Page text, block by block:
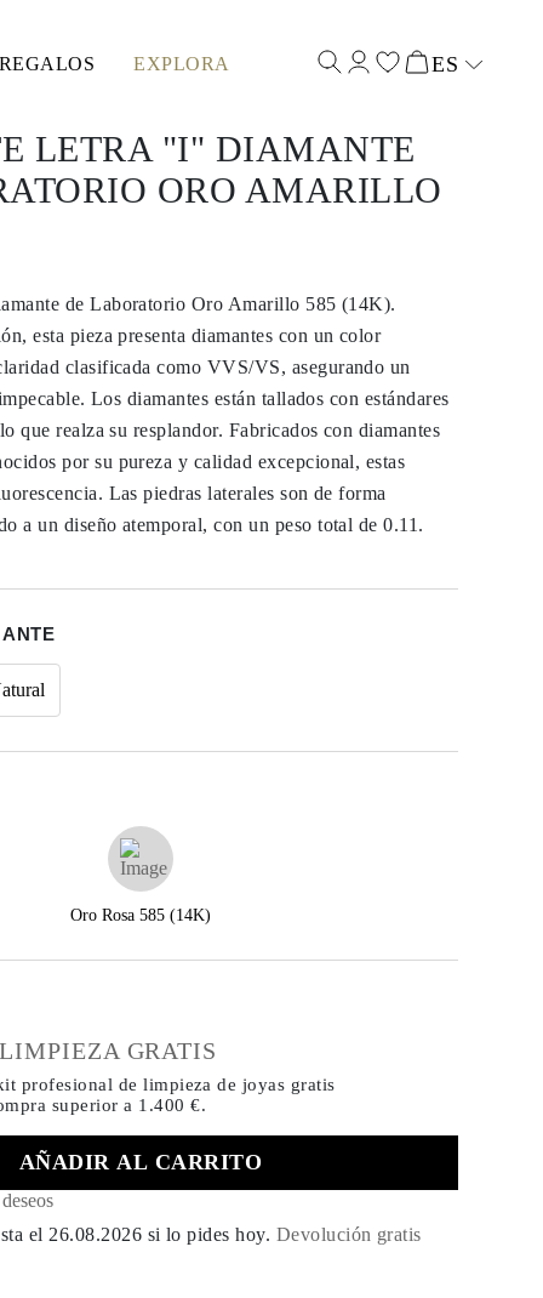
EXPLORA ES
LETRA "I" DIAMANTE
ORO AMARILLO
de Laboratorio Oro Amarillo 585 (14K).
esta pieza presenta diamantes con un color
clasificada como VVS/VS, asegurando un
Los diamantes están tallados con estándares
que realza su resplandor. Fabricados con diamantes
por su pureza y calidad excepcional, estas
Las piedras laterales son de forma
a un diseño atemporal, con un peso total de 0.11.
Oro Rosa 585 (14K)
GRATIS
profesional de limpieza de joyas gratis
superior a 1.400 €.
AÑADIR AL CARRITO
el 26.08.2026 si lo pides hoy. Devolución gratis